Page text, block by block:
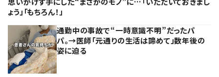
ょう」「もちろん！」
通勤中の事故で“一時意識不明”だったパ
パ。→医師「元通りの生活は諦めて」数年後の
姿に迫る